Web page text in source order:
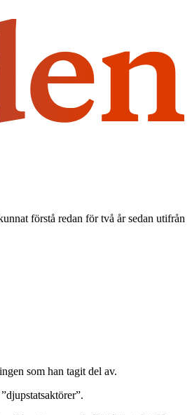
förstå redan för två år sedan utifrån
som han tagit del av.